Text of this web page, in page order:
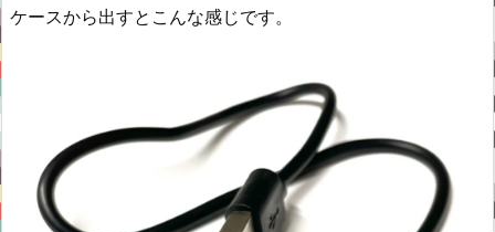
ケースから出すとこんな感じです。